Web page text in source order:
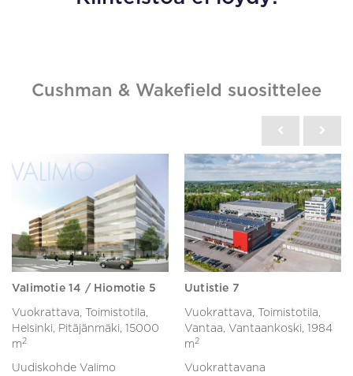
Cushman & Wakefield suosittelee
Valimotie 14 / Hiomotie 5
Vuokrattava, Toimistotila,
Helsinki, Pitäjänmäki, 15000
m 2
Uudiskohde Valimo
Uutistie 7
Vuokrattava, Toimistotila,
Vantaa, Vantaankoski, 1984
m 2
Vuokrattavana